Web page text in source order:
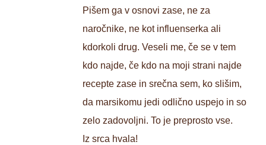
Pišem ga v osnovi zase, ne za
naročnike, ne kot influenserka ali
kdorkoli drug. Veseli me, če se v tem
kdo najde, če kdo na moji strani najde
recepte zase in srečna sem, ko slišim,
da marsikomu jedi odlično uspejo in so
zelo zadovoljni. To je preprosto vse.
Iz srca hvala!